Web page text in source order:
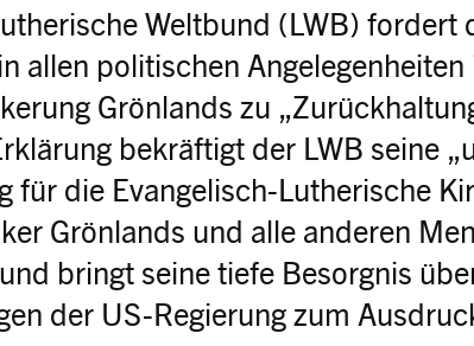
Weltbund (LWB) fordert
allen politischen
Grönlands zu
bekräftigt der LWB seine
für die Evangelisch-Lutherische
Grönlands und alle anderen
bringt seine tiefe Besorgnis
der US-Regierung zum